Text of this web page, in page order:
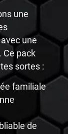
une
une
Ce pack
sortes :
familiale
de